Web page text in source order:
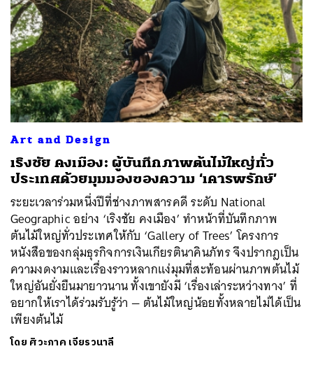
Art and Design
เริงชัย คงเมือง: ผู้บันทึกภาพต้นไม้ใหญ่ทั่ว
ประเทศด้วยมุมมองของความ ‘เคารพรักษ์’
ระยะเวลาร่วมหนึ่งปีที่ช่างภาพสารคดี ระดับ National
Geographic อย่าง ‘เริงชัย คงเมือง’ ทำหน้าที่บันทึกภาพ
ต้นไม้ใหญ่ทั่วประเทศให้กับ ‘Gallery of Trees’ โครงการ
หนังสือของกลุ่มธุรกิจการเงินเกียรตินาคินภัทร จึงปรากฎเป็น
ความงดงามและเรื่องราวหลากแง่มุมที่สะท้อนผ่านภาพต้นไม้
ใหญ่อันยั่งยืนมายาวนาน ทั้งเขายังมี ‘เรื่องเล่าระหว่างทาง’ ที่
อยากให้เราได้ร่วมรับรู้ว่า — ต้นไม้ใหญ่น้อยทั้งหลายไม่ได้เป็น
เพียงต้นไม้
โดย ศิวะภาค เจียรวนาลี